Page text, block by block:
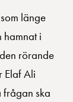
länge
hamnat i
rörande
Elaf Ali
frågan ska